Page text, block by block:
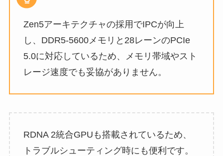
Zen5アーキテクチャの採用でIPCが向上
し、DDR5-5600メモリと28レーンのPCIe
5.0に対応しているため、メモリ帯域やスト
レージ速度でも妥協がありません。
RDNA 2統合GPUも搭載されているため、
トラブルシューティング時にも便利です。